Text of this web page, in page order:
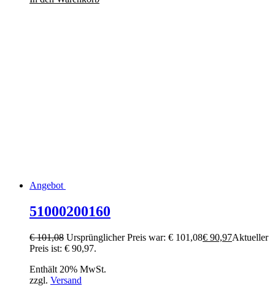
Angebot
51000200160
€101,08 Ursprünglicher Preis war: € 101,08€ 90,97Aktueller
Preis ist: € 90,97.
Enthält 20% MwSt.
zzgl. Versand